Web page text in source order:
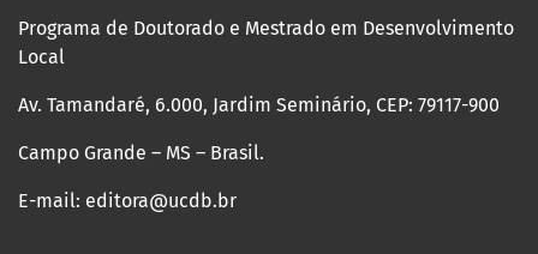
Programa de Doutorado e Mestrado em Desenvolvimento
Local
Av. Tamandaré, 6.000, Jardim Seminário, CEP: 79117-900
Campo Grande – MS – Brasil.
E-mail: editora@ucdb.br